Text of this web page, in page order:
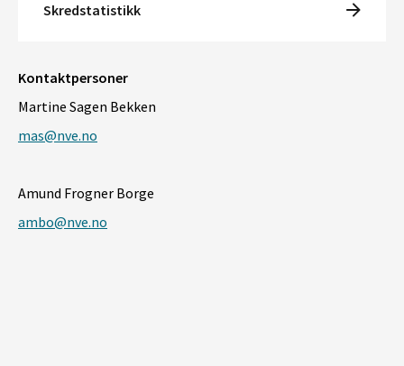
Skredstatistikk
Kontaktpersoner
Martine Sagen Bekken
mas@nve.no
Amund Frogner Borge
ambo@nve.no